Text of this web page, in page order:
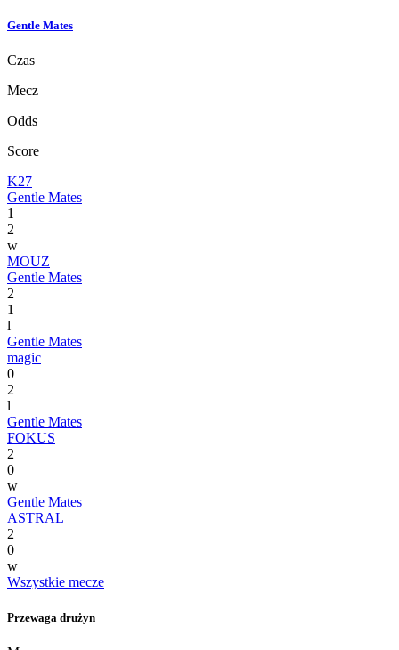
Gentle Mates
Czas
Mecz
Odds
Score
K27
Gentle Mates
1
2
w
MOUZ
Gentle Mates
2
1
l
Gentle Mates
magic
0
2
l
Gentle Mates
FOKUS
2
0
w
Gentle Mates
ASTRAL
2
0
w
Wszystkie mecze
Przewaga drużyn